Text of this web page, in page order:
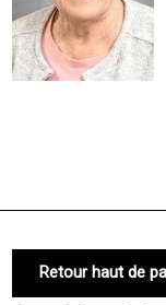
Retour haut de